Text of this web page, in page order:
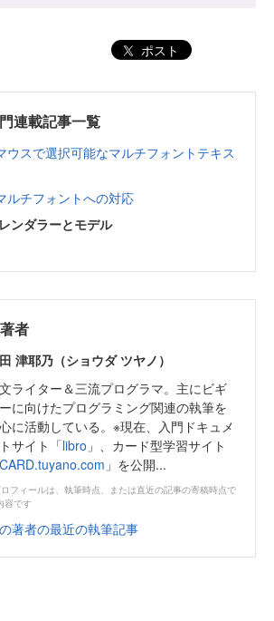
ポスト
連載記事一覧
ウスで選択可能なマルチフォントテキス
ルチフォントへの対応
ンダラーとモデル
者
津耶乃（ショウダ ツヤノ）
ライター＆三流プログラマ。主にビギ
に向けたプログラミング関連の執筆を
に活動している。※現在、入門ドキュメ
サイト「libro 」、カード型学習サイト
CARD.tuyano.com 」を公開...
フィールは、執筆時点、または直近の記事の寄稿時点で
容です
著者の最近の執筆記事